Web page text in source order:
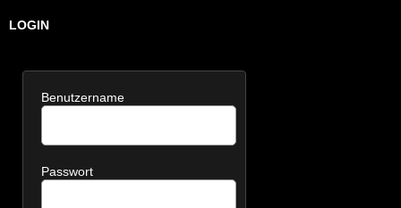
LOGIN
Benutzername
Passwort